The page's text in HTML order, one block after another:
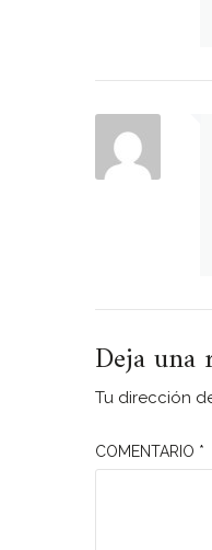
Deja una
Tu dirección
COMENTARIO *